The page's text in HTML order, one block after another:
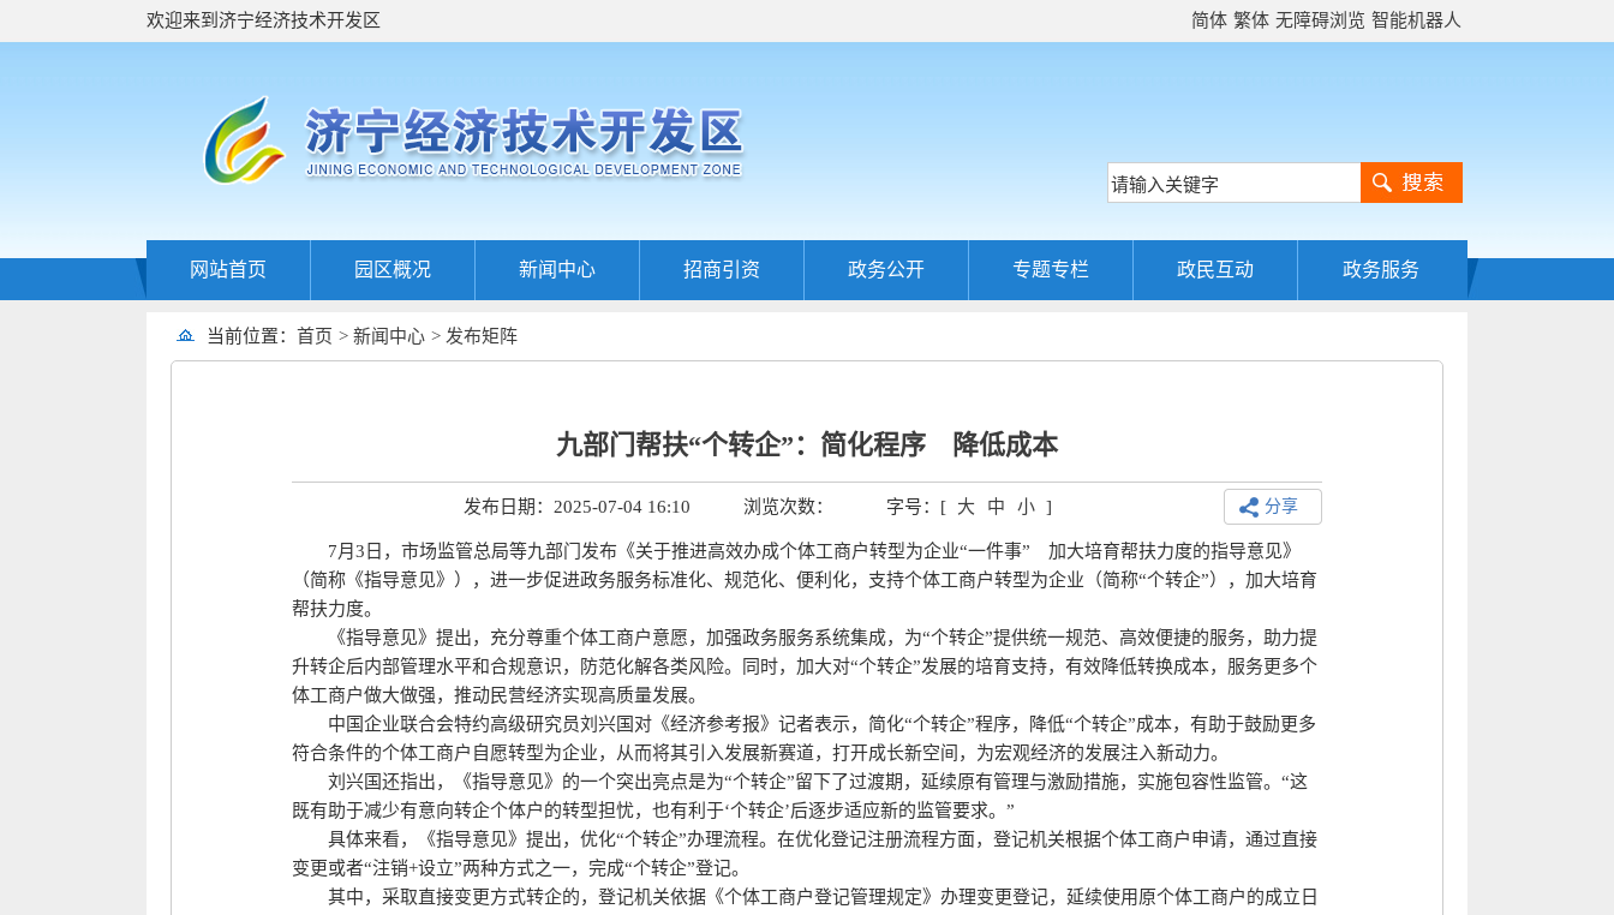
欢迎来到济宁经济技术开发区 智能机器人
无障碍浏览
繁体
简体
网站首页 园区概况 新闻中心 招商引资 政务公开 专题专栏 政民互动 政务服务
当前位置： 首页 > 新闻中心 > 发布矩阵
九部门帮扶“个转企”：简化程序 降低成本
发布日期：2025-07-04 16:10 浏览次数： 字号：[ 大 中 小 ] 分享
7月3日，市场监管总局等九部门发布《关于推进高效办成个体工商户转型为企业“一件事” 加大培育帮扶力度的指导意见》
（简称《指导意见》），进一步促进政务服务标准化、规范化、便利化，支持个体工商户转型为企业（简称“个转企”），加大培育
帮扶力度。
《指导意见》提出，充分尊重个体工商户意愿，加强政务服务系统集成，为“个转企”提供统一规范、高效便捷的服务，助力提
升转企后内部管理水平和合规意识，防范化解各类风险。同时，加大对“个转企”发展的培育支持，有效降低转换成本，服务更多个
体工商户做大做强，推动民营经济实现高质量发展。
中国企业联合会特约高级研究员刘兴国对《经济参考报》记者表示，简化“个转企”程序，降低“个转企”成本，有助于鼓励更多
符合条件的个体工商户自愿转型为企业，从而将其引入发展新赛道，打开成长新空间，为宏观经济的发展注入新动力。
刘兴国还指出，《指导意见》的一个突出亮点是为“个转企”留下了过渡期，延续原有管理与激励措施，实施包容性监管。“这
既有助于减少有意向转企个体户的转型担忧，也有利于‘个转企’后逐步适应新的监管要求。”
具体来看，《指导意见》提出，优化“个转企”办理流程。在优化登记注册流程方面，登记机关根据个体工商户申请，通过直接
变更或者“注销+设立”两种方式之一，完成“个转企”登记。
其中，采取直接变更方式转企的，登记机关依据《个体工商户登记管理规定》办理变更登记，延续使用原个体工商户的成立日